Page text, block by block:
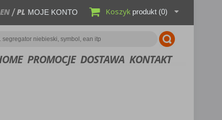
EN PL MOJE KONTO Koszyk produkt (0)
PROMOCJE DOSTAWA KONTAKT